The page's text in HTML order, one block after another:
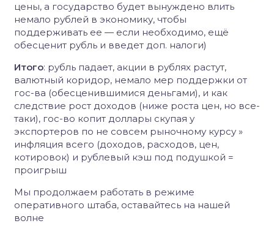
цены, а государство будет вынуждено влить
немало рублей в экономику, чтобы
поддерживать ее — если необходимо, ещё
обесценит рубль и введет доп. налоги)
Итого: рубль падает, акции в рублях растут,
валютный коридор, немало мер поддержки от
гос-ва (обесценившимися деньгами), и как
следствие рост доходов (ниже роста цен, но все-
таки), гос-во копит доллары скупая у
экспортеров по не совсем рыночному курсу »
инфляция всего (доходов, расходов, цен,
котировок) и рублевый кэш под подушкой =
проигрыш
Мы продолжаем работать в режиме
оперативного штаба, оставайтесь на нашей
волне